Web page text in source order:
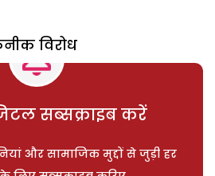
विरोध
सब्सक्राइब करें
और सामाजिक मुद्दों से जुड़ी हर